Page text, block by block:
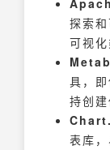
探索
可视
具，
持创
表库